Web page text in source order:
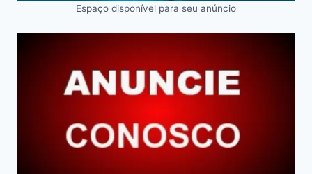
Espaço disponível para seu anúncio